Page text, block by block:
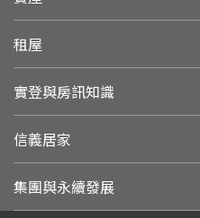
租屋
實登與房訊知識
信義居家
集團與永續發展